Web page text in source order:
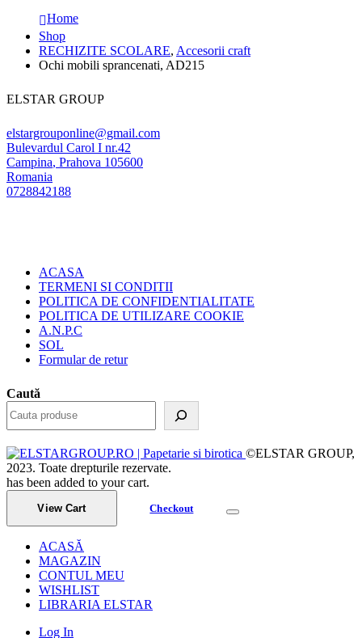
Home
Shop
RECHIZITE SCOLARE, Accesorii craft
Ochi mobili sprancenati, AD215
ELSTAR GROUP
elstargrouponline@gmail.com
Bulevardul Carol I nr.42
Campina, Prahova 105600
Romania
0728842188
ACASA
TERMENI SI CONDITII
POLITICA DE CONFIDENTIALITATE
POLITICA DE UTILIZARE COOKIE
A.N.P.C
SOL
Formular de retur
Caută
©ELSTAR GROUP,
2023. Toate drepturile rezervate.
has been added to your cart.
View Cart Checkout
ACASĂ
MAGAZIN
CONTUL MEU
WISHLIST
LIBRARIA ELSTAR
Log In